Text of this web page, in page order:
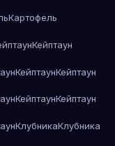
Картофель
Кейптаун
КейптаунКейптаун
КейптаунКейптаун
КлубникаКлубника